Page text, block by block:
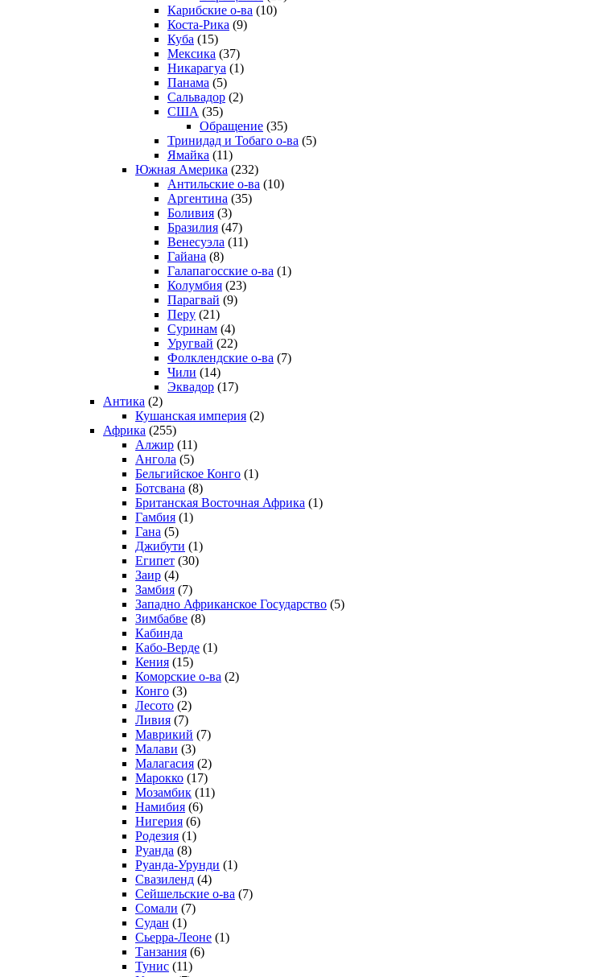
Карибские о-ва (10)
Коста-Рика (9)
Куба (15)
Мексика (37)
Никарагуа (1)
Панама (5)
Сальвадор (2)
США (35)
Обращение (35)
Тринидад и Тобаго о-ва (5)
Ямайка (11)
Южная Америка (232)
Антильские о-ва (10)
Аргентина (35)
Боливия (3)
Бразилия (47)
Венесуэла (11)
Гайана (8)
Галапагосские о-ва (1)
Колумбия (23)
Парагвай (9)
Перу (21)
Суринам (4)
Уругвай (22)
Фолклендские о-ва (7)
Чили (14)
Эквадор (17)
Антика (2)
Кушанская империя (2)
Африка (255)
Алжир (11)
Ангола (5)
Бельгийское Конго (1)
Ботсвана (8)
Британская Восточная Африка (1)
Гамбия (1)
Гана (5)
Джибути (1)
Египет (30)
Заир (4)
Замбия (7)
Западно Африканское Государство (5)
Зимбабве (8)
Кабинда
Кабо-Верде (1)
Кения (15)
Коморские о-ва (2)
Конго (3)
Лесото (2)
Ливия (7)
Маврикий (7)
Малави (3)
Малагасия (2)
Марокко (17)
Мозамбик (11)
Намибия (6)
Нигерия (6)
Родезия (1)
Руанда (8)
Руанда-Урунди (1)
Свазиленд (4)
Сейшельские о-ва (7)
Сомали (7)
Судан (1)
Сьерра-Леоне (1)
Танзания (6)
Тунис (11)